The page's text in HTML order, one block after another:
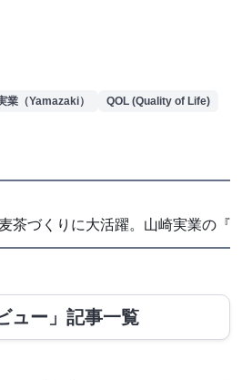
業（Yamazaki）
QOL (Quality of Life)
茶づくりに大活躍。山崎実業の『
ュー」記事一覧